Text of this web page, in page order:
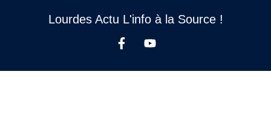
Lourdes Actu L'info à la Source !